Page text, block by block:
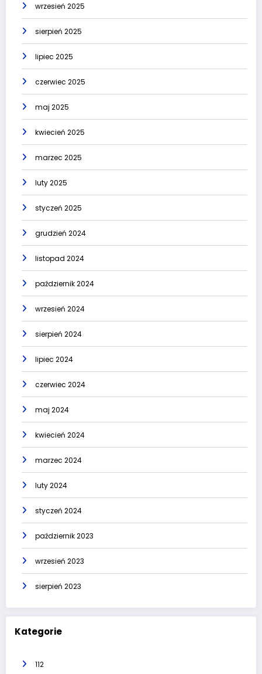
wrzesień 2025
sierpień 2025
lipiec 2025
czerwiec 2025
maj 2025
kwiecień 2025
marzec 2025
luty 2025
styczeń 2025
grudzień 2024
listopad 2024
październik 2024
wrzesień 2024
sierpień 2024
lipiec 2024
czerwiec 2024
maj 2024
kwiecień 2024
marzec 2024
luty 2024
styczeń 2024
październik 2023
wrzesień 2023
sierpień 2023
Kategorie
112